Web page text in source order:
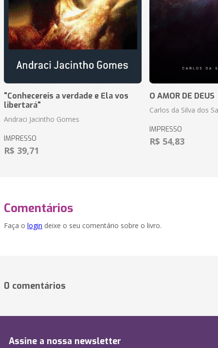
"Conhecereis a verdade e Ela vos
libertará"
Andraci Jacintho Gomes
IMPRESSO
R$ 39,71
O AMOR DE DEUS
Carlos da Silva dos
IMPRESSO
R$ 54,83
Comentários
Faça o login deixe o seu comentário sobre o livro.
0 comentários
Assine a nossa newsletter